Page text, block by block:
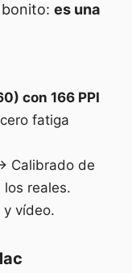
es una
con 166 PPI
fatiga
Calibrado de
reales.
vídeo.